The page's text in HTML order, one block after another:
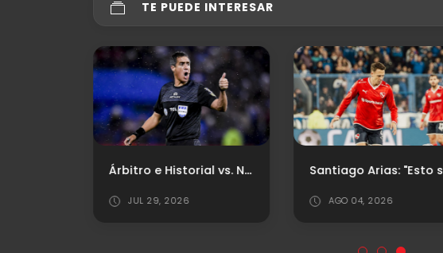
TE PUEDE INTERESAR
Árbitro e Historial vs. Newell's
JUL 29, 2026 AGO 04, 2026